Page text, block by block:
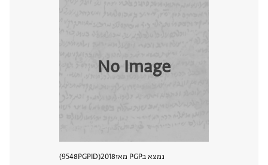
No Image
נמצא בPGP מאז 2018
PGPID
9548